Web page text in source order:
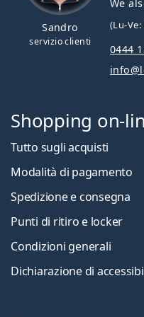
Sandro
servizio clienti
We
(Lu-Ve:
0444
Shopping on-
Tutto sugli acquisti
Modalità di pagamento
Spedizione e consegna
Punti di ritiro e locker
Condizioni generali
Dichiarazione di